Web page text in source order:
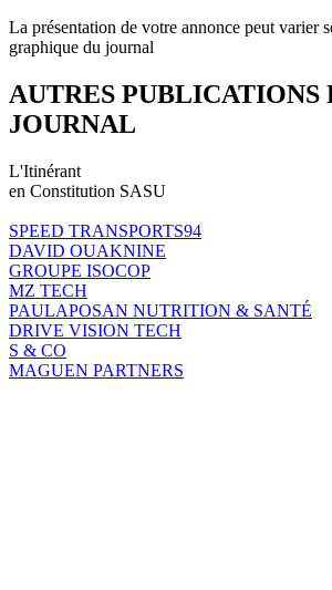
La présentation de votre annonce peut varier
graphique du journal
AUTRES PUBLICATIONS
JOURNAL
L'Itinérant
en Constitution SASU
SPEED TRANSPORTS94
DAVID OUAKNINE
GROUPE ISOCOP
MZ TECH
PAULAPOSAN NUTRITION & SANTÉ
DRIVE VISION TECH
S & CO
MAGUEN PARTNERS